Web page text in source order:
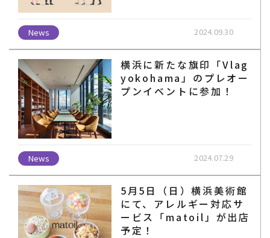
News 2024.09.30
横浜に新たな旗印「Vlag
yokohama」のプレオー
プンイベントに参加！
News 2024.07.29
5月5日（日）横浜美術館
にて、アレルギー対応サ
ービス「matoil」が出店
予定！